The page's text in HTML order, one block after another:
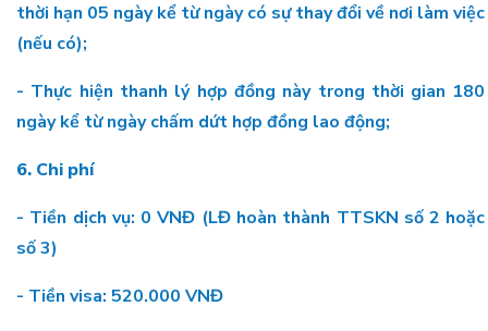
thời hạn 05 ngày kể từ ngày có sự thay đổi về nơi làm việc
(nếu có);
- Thực hiện thanh lý hợp đồng này trong thời gian 180
ngày kể từ ngày chấm dứt hợp đồng lao động;
6. Chi phí
- Tiền dịch vụ: 0 VNĐ (LĐ hoàn thành TTSKN số 2 hoặc
số 3)
- Tiền visa: 520.000 VNĐ